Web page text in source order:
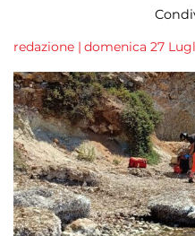
redazione | domenica 27